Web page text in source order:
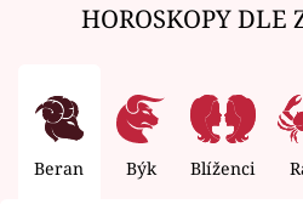
HOROSKOPY DLE
Beran Býk Blíženci